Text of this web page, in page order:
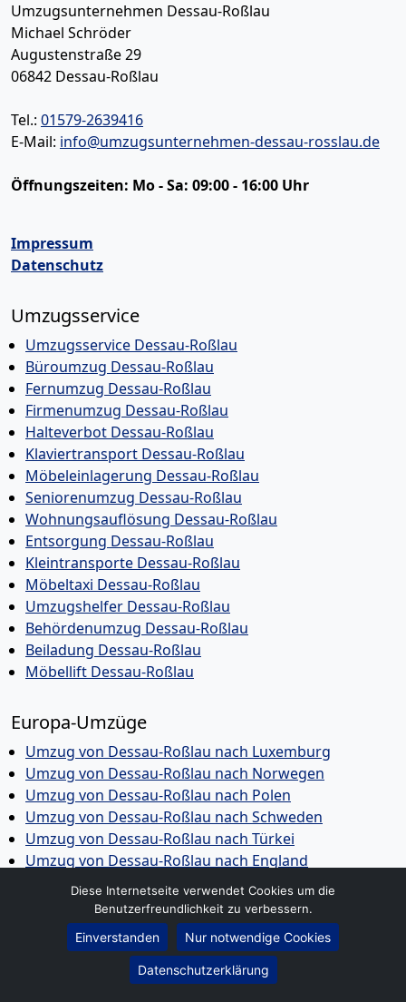
Umzugsunternehmen Dessau-Roßlau
Michael Schröder
Augustenstraße 29
06842 Dessau-Roßlau
Tel.: 01579-2639416
E-Mail: info@umzugsunternehmen-dessau-rosslau.de
Öffnungszeiten: Mo - Sa: 09:00 - 16:00 Uhr
Impressum
Datenschutz
Umzugsservice
Umzugsservice Dessau-Roßlau
Büroumzug Dessau-Roßlau
Fernumzug Dessau-Roßlau
Firmenumzug Dessau-Roßlau
Halteverbot Dessau-Roßlau
Klaviertransport Dessau-Roßlau
Möbeleinlagerung Dessau-Roßlau
Seniorenumzug Dessau-Roßlau
Wohnungsauflösung Dessau-Roßlau
Entsorgung Dessau-Roßlau
Kleintransporte Dessau-Roßlau
Möbeltaxi Dessau-Roßlau
Umzugshelfer Dessau-Roßlau
Behördenumzug Dessau-Roßlau
Beiladung Dessau-Roßlau
Möbellift Dessau-Roßlau
Europa-Umzüge
Umzug von Dessau-Roßlau nach Luxemburg
Umzug von Dessau-Roßlau nach Norwegen
Umzug von Dessau-Roßlau nach Polen
Umzug von Dessau-Roßlau nach Schweden
Umzug von Dessau-Roßlau nach Türkei
Umzug von Dessau-Roßlau nach England
Umzug von Dessau-Roßlau nach Griechenland
Umzug von Dessau-Roßlau nach Italien
Umzug von Dessau-Roßlau nach Niederlande
Umzug von Dessau-Roßlau nach Frankreich
Umzug von Dessau-Roßlau nach Österreich
Diese Internetseite verwendet Cookies um die
Benutzerfreundlichkeit zu verbessern.
Einverstanden Nur notwendige Cookies
Datenschutzerklärung